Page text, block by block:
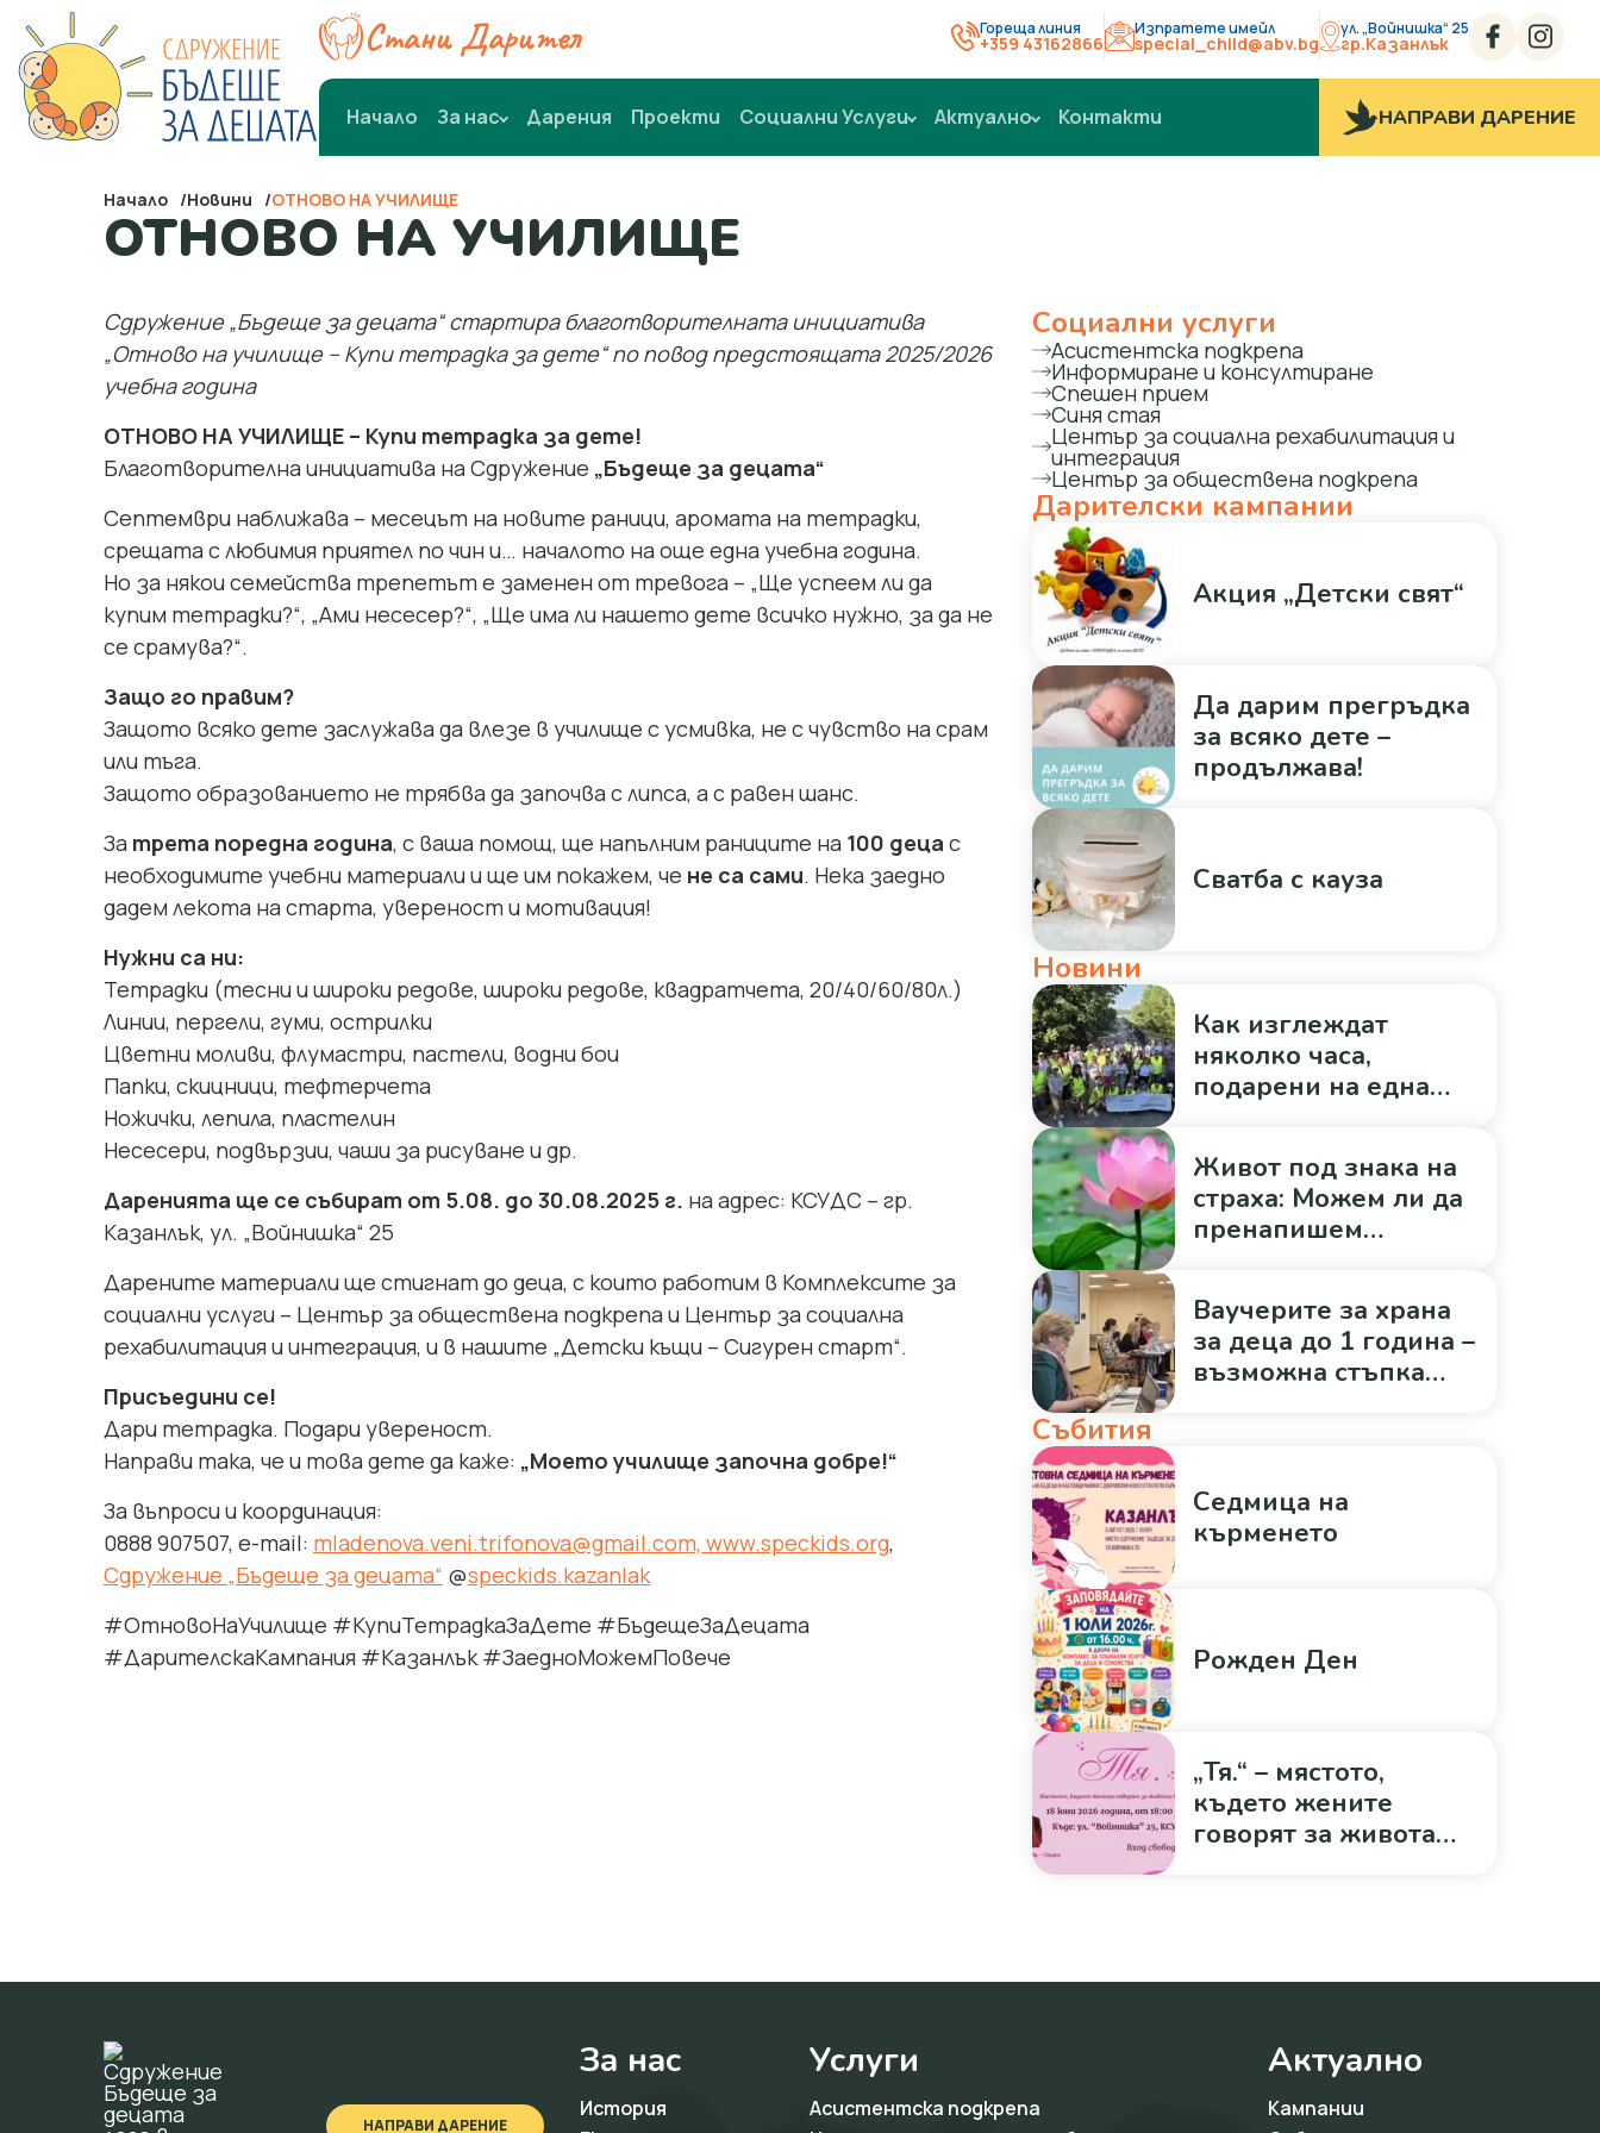
Стани Дарител Гореща линия
+359 43162866
Изпратете имейл
special_child@abv.bg
ул. „Войнишка“ 25
гр.Казанлък
Начало За нас Дарения Проекти Социални Услуги Актуално Контакти НАПРАВИ ДАРЕНИЕ
Начало Новини ОТНОВО НА УЧИЛИЩЕ
ОТНОВО НА УЧИЛИЩЕ
Сдружение „Бъдеще за децата“ стартира благотворителната инициатива
„Отново на училище – Купи тетрадка за дете“ по повод предстоящата 2025/2026
учебна година
ОТНОВО НА УЧИЛИЩЕ – Купи тетрадка за дете!
Благотворителна инициатива на Сдружение „Бъдеще за децата“
Септември наближава – месецът на новите раници, ароматa на тетрадки,
срещата с любимия приятел по чин и… началото на още една учебна година.
Но за някои семейства трепетът е заменен от тревога – „Ще успеем ли да
купим тетрадки?“, „Ами несесер?“, „Ще има ли нашето дете всичко нужно, за да не
се срамува?“.
Защо го правим?
Защото всяко дете заслужава да влезе в училище с усмивка, не с чувство на срам
или тъга.
Защото образованието не трябва да започва с липса, а с равен шанс.
За трета поредна година, с ваша помощ, ще напълним раниците на 100 деца с
необходимите учебни материали и ще им покажем, че не са сами. Нека заедно
дадем лекота на старта, увереност и мотивация!
Нужни са ни:
Тетрадки (тесни и широки редове, широки редове, квадратчета, 20/40/60/80л.)
Линии, пергели, гуми, острилки
Цветни моливи, флумастри, пастели, водни бои
Папки, скицници, тефтерчета
Ножички, лепила, пластелин
Несесери, подвързии, чаши за рисуване и др.
Даренията ще се събират от 5.08. до 30.08.2025 г. на адрес: КСУДС – гр.
Казанлък, ул. „Войнишка“ 25
Дарените материали ще стигнат до деца, с които работим в Комплексите за
социални услуги – Център за обществена подкрепа и Център за социална
рехабилитация и интеграция, и в нашите „Детски къщи – Сигурен старт“.
Присъедини се!
Дари тетрадка. Подари увереност.
Направи така, че и това дете да каже: „Моето училище започна добре!“
За въпроси и координация:
0888 907507, e-mail: mladenova.veni.trifonova@gmail.com, www.speckids.org,
Сдружение „Бъдеще за децата“ @speckids.kazanlak
#ОтновоНаУчилище #КупиТетрадкаЗаДете #БъдещеЗаДецата
#ДарителскаКампания #Казанлък #ЗаедноМожемПовече
Социални услуги
Асистентска подкрепа
Информиране и консултиране
Спешен прием
Синя стая
Център за социална рехабилитация и
интеграция
Център за обществена подкрепа
Дарителски кампании
Акция „Детски свят“
Да дарим прегръдка
за всяко дете –
продължава!
Сватба с кауза
Новини
Как изглеждат
няколко часа,
подарени на една
Живот под знака на
страха: Можем ли да
пренапишем
Ваучерите за храна
за деца до 1 година –
възможна стъпка
Събития
Седмица на
кърменето
Рожден Ден
„Тя.“ – мястото,
където жените
говорят за живота
НАПРАВИ ДАРЕНИЕ
За нас
История
Услуги
Асистентска подкрепа
Актуално
Кампании